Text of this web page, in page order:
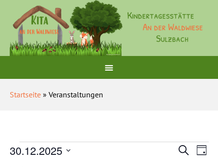
Startseite » Veranstaltungen
SucheTag
30.12.2025